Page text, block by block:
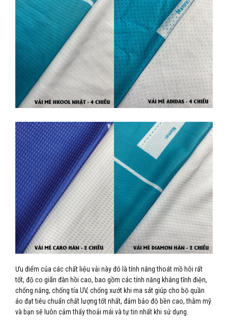
Ưu điểm của các chất liệu vải này đó là tính năng thoát mồ hôi rất
tốt, độ co giãn đàn hồi cao, bao gồm các tính năng kháng tĩnh điện,
chống nắng, chống tía UV, chống xướt khi ma sát giúp cho bộ quần
áo đạt tiêu chuẩn chất lượng tốt nhất, đảm bảo độ bền cao, thẫm mỹ
và bạn sẽ luôn cảm thấy thoải mái và tự tin nhất khi sử dụng.